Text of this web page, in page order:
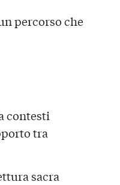
percorso che
contesti
tra
sacra